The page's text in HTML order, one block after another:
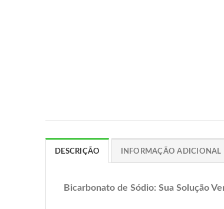
DESCRIÇÃO INFORMAÇÃO ADICIONAL
Bicarbonato de Sódio: Sua Solução